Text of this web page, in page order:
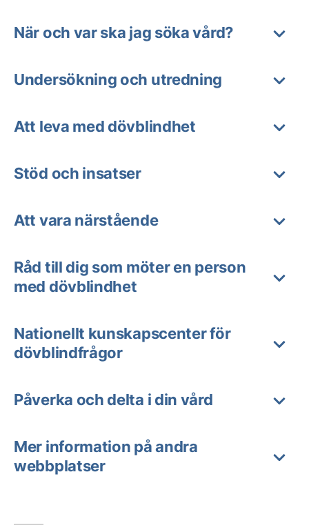
När och var ska jag söka vård?
Undersökning och utredning
Att leva med dövblindhet
Stöd och insatser
Att vara närstående
Råd till dig som möter en person
med dövblindhet
Nationellt kunskapscenter för
dövblindfrågor
Påverka och delta i din vård
Mer information på andra
webbplatser